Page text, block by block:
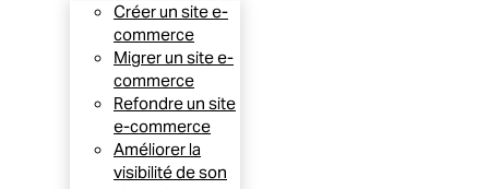
Créer un site e-
commerce
Migrer un site e-
commerce
Refondre un site
e-commerce
Améliorer la
visibilité de son